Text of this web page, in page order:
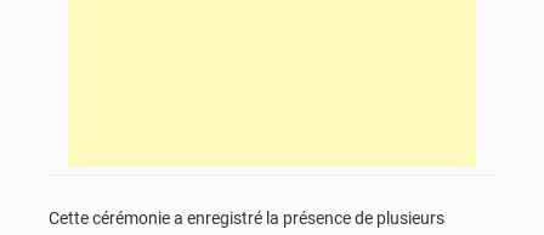
Cette cérémonie a enregistré la présence de plusieurs